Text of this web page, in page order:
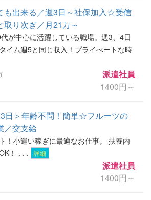
も出来る／週3日～社保加入☆受信
取り次ぎ／月21万～
代が中心に活躍している職場。週3、4日
イム週5と同じ収入！プライべートな時
派遣社員
1400円～
3日＞年齢不問！簡単☆フルーツの
／交支給
！小遣い稼ぎに最適なお仕事。 扶養内
！ . . .
詳細
派遣社員
1400円～